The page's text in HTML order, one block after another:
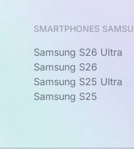
SMARTPHONES
Samsung S26 Ultra
Samsung S26
Samsung S25 Ultra
Samsung S25